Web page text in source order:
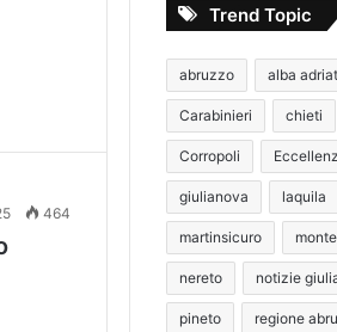
464
Trend Topic
abruzzo alba
Carabinieri chieti
Corropoli
giulianova laquila
martinsicuro
nereto notizie
pineto regione